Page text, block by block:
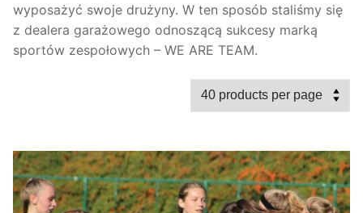
wyposażyć swoje drużyny. W ten sposób staliśmy się
z dealera garażowego odnoszącą sukcesy marką
sportów zespołowych – WE ARE TEAM.